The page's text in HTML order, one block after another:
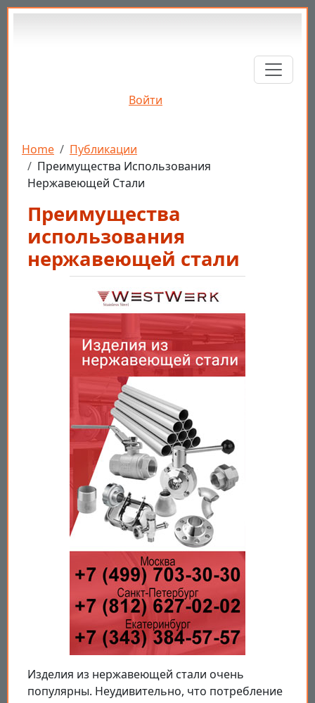
Перейти к основному содержанию
Войти
Строка навигации
Home
Публикации
Преимущества Использования
Нержавеющей Стали
Преимущества
использования
нержавеющей стали
Изделия из нержавеющей стали очень
популярны. Неудивительно, что потребление